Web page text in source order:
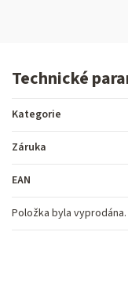
Technické
Kategorie
Záruka
EAN
Položka byla